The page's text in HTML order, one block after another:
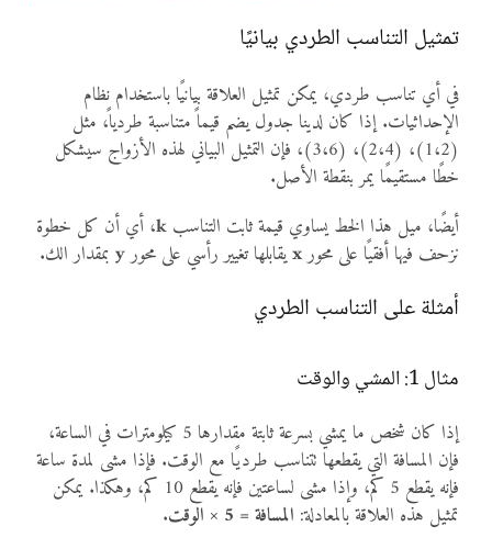
تمثيل التناسب الطردي بيانيًا
في أي تناسب طردي، يمكن تمثيل العلاقة بيانيًا باستخدام نظام
الإحداثيات. إذا كان لدينا جدول يضم قيماً متناسبة طردياً، مثل
(1،2)، (2،4)، (3،6)، فإن التمثيل البياني لهذه الأزواج سيشكل
خطًا مستقيمًا يمر بنقطة الأصل.
أيضًا، ميل هذا الخط يساوي قيمة ثابت التناسب k، أي أن كل خطوة
نزحف فيها أفقيًا على محورxيقابلها تغيير رأسي على محورyبمقدار الك.
أمثلة على التناسب الطردي
مثال 1: المشي والوقت
إذا كان شخص ما يمشي بسرعة ثابتة مقدارها 5 كيلومترات في الساعة،
فإن المسافة التي يقطعها تتناسب طرديًا مع الوقت. فإذا مشى لمدة ساعة
فإنه يقطع 5 كم، وإذا مشى لساعتين فإنه يقطع 10 كم، وهكذا. يمكن
تمثيل هذه العلاقة بالمعادلة: المسافة = 5 × الوقت .